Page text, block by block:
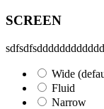
SCREEN
Wide
Fluid
Narrow